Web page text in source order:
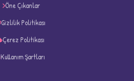
Öne Çıkanlar
Gizlilik Politikası
Çerez Politikası
Kullanım Şartları